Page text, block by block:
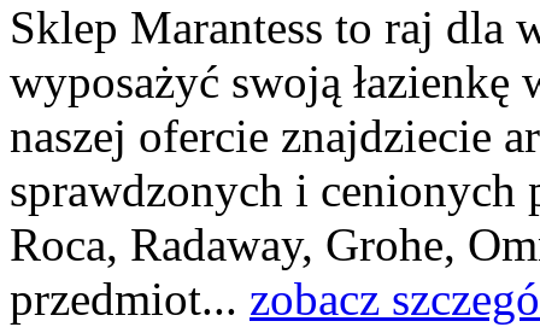
Sklep Marantess to raj dla
wyposażyć swoją
naszej ofercie znajdziecie
sprawdzonych i cenionych
Roca, Radaway, Grohe,
przedmiot... zobacz